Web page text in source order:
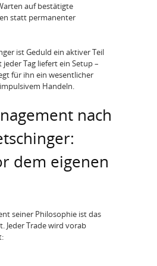
auf bestätigte
statt permanenter
ist Geduld ein aktiver Teil
Tag liefert ein Setup –
für ihn ein wesentlicher
Handeln.
nach
dem eigenen
seiner Philosophie ist das
Jeder Trade wird vorab